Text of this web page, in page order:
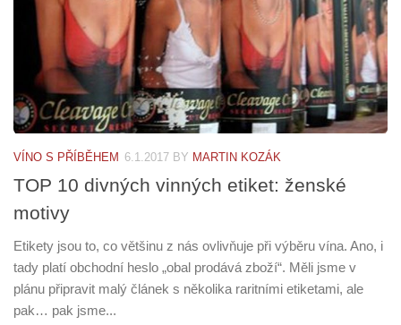
VÍNO S PŘÍBĚHEM 6.1.2017 BY MARTIN KOZÁK
TOP 10 divných vinných etiket: ženské
motivy
Etikety jsou to, co většinu z nás ovlivňuje při výběru vína. Ano, i
tady platí obchodní heslo „obal prodává zboží“. Měli jsme v
plánu připravit malý článek s několika raritními etiketami, ale
pak… pak jsme...